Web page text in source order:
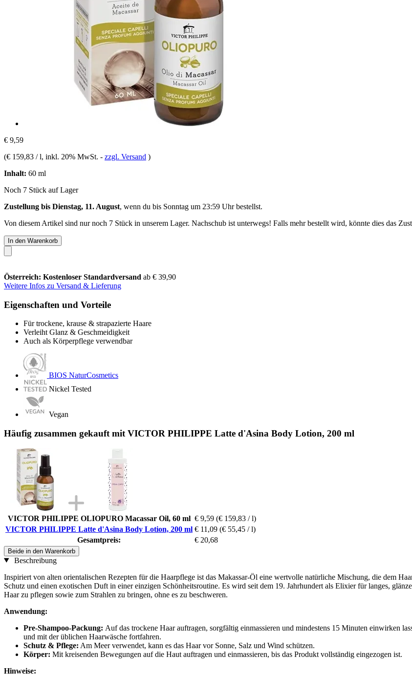
€ 9,59
(€ 159,83 / l, inkl. 20% MwSt. - zzgl. Versand )
Inhalt: 60 ml
Noch 7 Stück auf Lager
Zustellung bis Dienstag, 11. August, wenn du bis Sonntag um 23:59 Uhrbestellst.
Von diesem Artikel sind nur noch 7 Stück in unserem Lager. Nachschub ist unterwegs! Falls mehr bestellt wird, könnte dies das
In den Warenkorb
Österreich: Kostenloser Standardversand ab € 39,90
Weitere Infos zu Versand & Lieferung
Eigenschaften und Vorteile
Für trockene, krause & strapazierte Haare
Verleiht Glanz & Geschmeidigkeit
Auch als Körperpflege verwendbar
BIOS NaturCosmetics
Nickel Tested
Vegan
Häufig zusammen gekauft mit VICTOR PHILIPPE Latte d'Asina Body Lotion, 200 ml
VICTOR PHILIPPE OLIOPURO Macassar Oil, 60 ml € 9,59 (€ 159,83 / l)
VICTOR PHILIPPE Latte d'Asina Body Lotion, 200 ml € 11,09 (€ 55,45 / l)
Gesamtpreis:
€ 20,68
Beide in den Warenkorb
Beschreibung
Inspiriert von alten orientalischen Rezepten für die Haarpflege ist das Makassar-Öl eine wertvolle natürliche Mischung, die dem
Schutz und einen exotischen Duft in einer einzigen Schönheitsroutine. Es wird seit dem 19. Jahrhundert als Elixier für langes,
Haar zu pflegen sowie zum Strahlen zu bringen, ohne es zu beschweren.
Anwendung:
Pre-Shampoo-Packung: Auf das trockene Haar auftragen, sorgfältig einmassieren und mindestens 15 Minuten einwirken
und mit der üblichen Haarwäsche fortfahren.
Schutz & Pflege: Am Meer verwendet, kann es das Haar vor Sonne, Salz und Wind schützen.
Körper: Mit kreisenden Bewegungen auf die Haut auftragen und einmassieren, bis das Produkt vollständig eingezogen ist.
Hinweise: